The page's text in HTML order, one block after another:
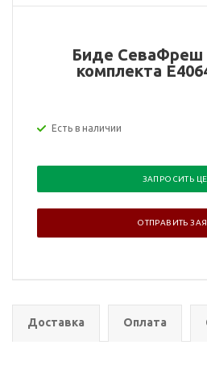
Биде СеваФреш
комплекта
Есть в наличии
ЗАПРОСИТЬ
ОТПРАВИТЬ
Доставка Оплата